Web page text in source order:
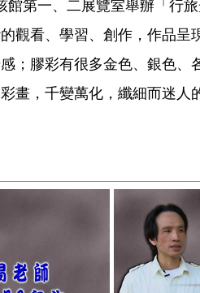
第一、二展覽室舉辦「行
觀看、學習、創作，作品
；膠彩有很多金色、銀色
畫，千變萬化，纖細而迷人